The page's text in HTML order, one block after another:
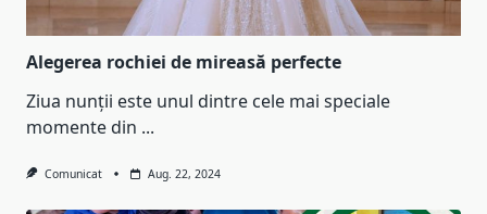
Alegerea rochiei de mireasă perfecte
Ziua nunții este unul dintre cele mai speciale
momente din ...
Comunicat Aug. 22, 2024